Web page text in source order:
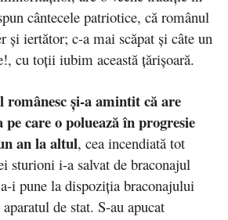
cântecele patriotice, că românul
și iertător; c-a mai scăpat și câte un
cu toții iubim această țărișoară.
și-a amintit că are
care o poluează în progresie
an la altul, cea incendiată tot
sturioni i-a salvat de braconajul
i pune la dispoziția braconajului
de stat. S-au apucat